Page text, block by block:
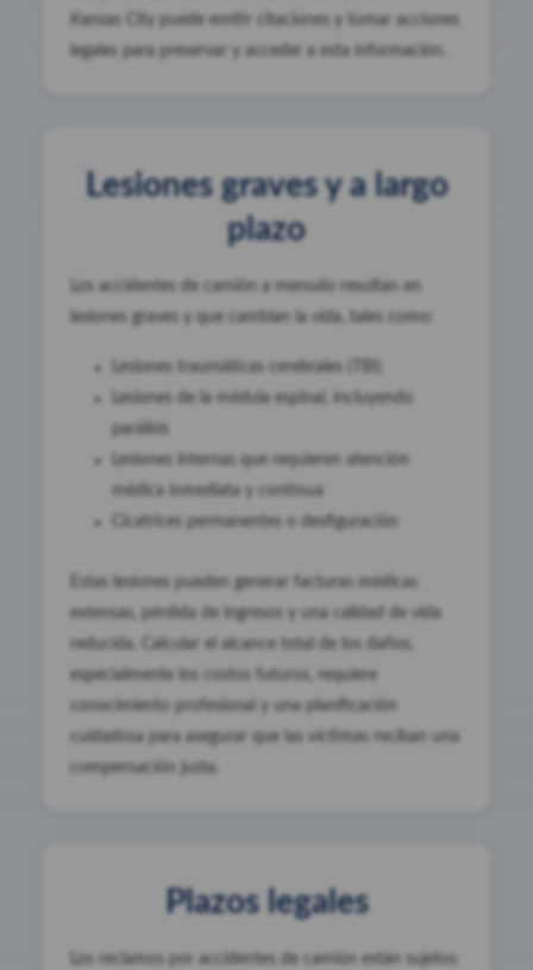
Kansas City puede emitir citaciones y tomar acciones
legales para preservar y acceder a esta información.
Lesiones graves y a largo
plazo
Los accidentes de camión a menudo resultan en
lesiones graves y que cambian la vida, tales como:
Lesiones traumáticas cerebrales (TBI)
Lesiones de la médula espinal, incluyendo
parálisis
Lesiones internas que requieren atención
médica inmediata y continua
Cicatrices permanentes o desfiguración
Estas lesiones pueden generar facturas médicas
extensas, pérdida de ingresos y una calidad de vida
reducida. Calcular el alcance total de los daños,
especialmente los costos futuros, requiere
conocimiento profesional y una planificación
cuidadosa para asegurar que las víctimas reciban una
compensación justa.
Plazos legales
Los reclamos por accidentes de camión están sujetos